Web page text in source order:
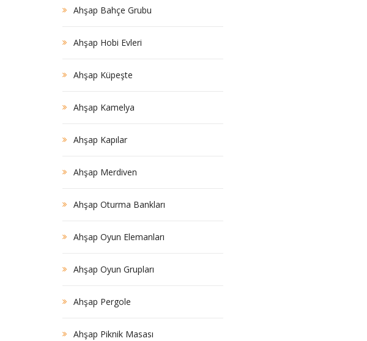
Ahşap Bahçe Grubu
Ahşap Hobi Evleri
Ahşap Küpeşte
Ahşap Kamelya
Ahşap Kapılar
Ahşap Merdiven
Ahşap Oturma Bankları
Ahşap Oyun Elemanları
Ahşap Oyun Grupları
Ahşap Pergole
Ahşap Piknik Masası